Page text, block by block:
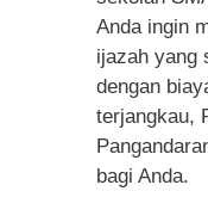
Anda ingin
ijazah yang
dengan
terjangkau,
bagi Anda.